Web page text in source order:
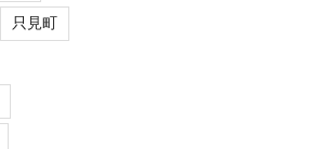
只見町